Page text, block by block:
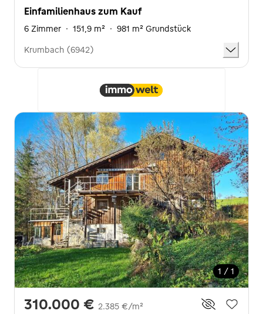
Einfamilienhaus zum Kauf
6 Zimmer · 151,9 m² · 981 m² Grundstück
Krumbach (6942)
1 / 1
310.000 € 2.385 €/m²